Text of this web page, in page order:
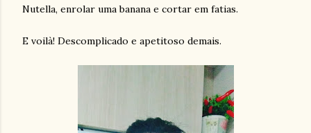
Nutella, enrolar uma banana e cortar em fatias.
E voilà! Descomplicado e apetitoso demais.